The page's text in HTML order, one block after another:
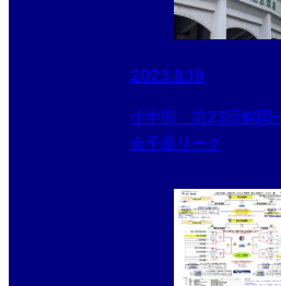
2023.8.19
小学部 第23回鶴岡
会予選リーグ